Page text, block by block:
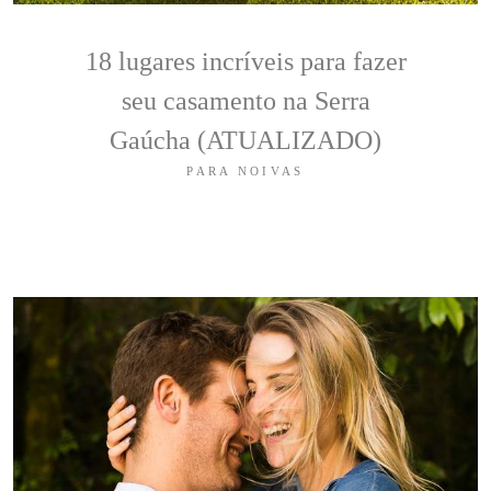
18 lugares incríveis para fazer
seu casamento na Serra
Gaúcha (ATUALIZADO)
PARA NOIVAS